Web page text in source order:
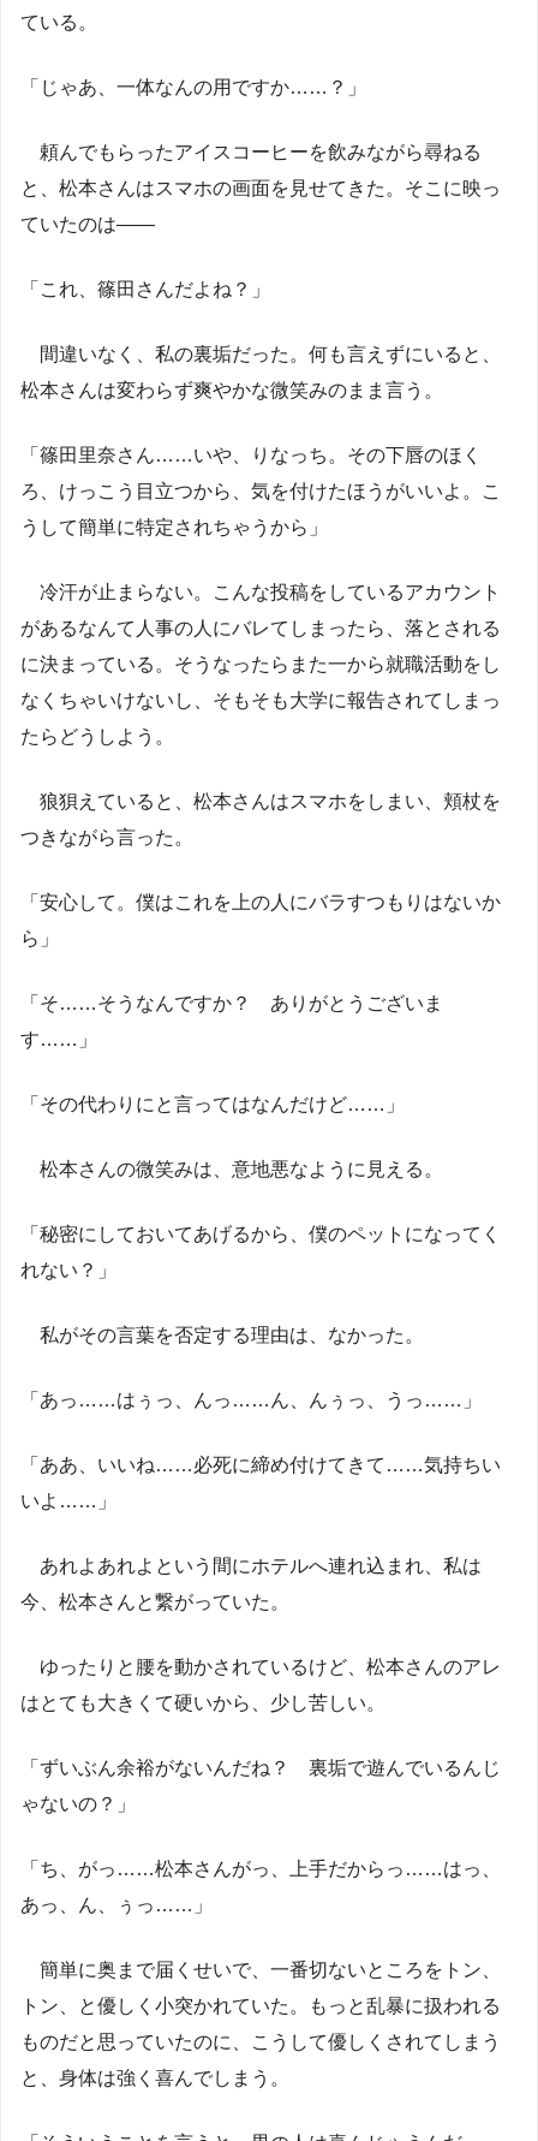
ている。
「じゃあ、一体なんの用ですか……？」
頼んでもらったアイスコーヒーを飲みながら尋ねる
と、松本さんはスマホの画面を見せてきた。そこに映っ
ていたのは――
「これ、篠田さんだよね？」
間違いなく、私の裏垢だった。何も言えずにいると、
松本さんは変わらず爽やかな微笑みのまま言う。
「篠田里奈さん……いや、りなっち。その下唇のほく
ろ、けっこう目立つから、気を付けたほうがいいよ。こ
うして簡単に特定されちゃうから」
冷汗が止まらない。こんな投稿をしているアカウント
があるなんて人事の人にバレてしまったら、落とされる
に決まっている。そうなったらまた一から就職活動をし
なくちゃいけないし、そもそも大学に報告されてしまっ
たらどうしよう。
狼狽えていると、松本さんはスマホをしまい、頬杖を
つきながら言った。
「安心して。僕はこれを上の人にバラすつもりはないか
ら」
「そ……そうなんですか？ ありがとうございま
す……」
「その代わりにと言ってはなんだけど……」
松本さんの微笑みは、意地悪なように見える。
「秘密にしておいてあげるから、僕のペットになってく
れない？」
私がその言葉を否定する理由は、なかった。
「あっ……はぅっ、んっ……ん、んぅっ、うっ……」
「ああ、いいね……必死に締め付けてきて……気持ちい
いよ……」
あれよあれよという間にホテルへ連れ込まれ、私は
今、松本さんと繋がっていた。
ゆったりと腰を動かされているけど、松本さんのアレ
はとても大きくて硬いから、少し苦しい。
「ずいぶん余裕がないんだね？ 裏垢で遊んでいるんじ
ゃないの？」
「ち、がっ……松本さんがっ、上手だからっ……はっ、
あっ、ん、ぅっ……」
簡単に奥まで届くせいで、一番切ないところをトン、
トン、と優しく小突かれていた。もっと乱暴に扱われる
ものだと思っていたのに、こうして優しくされてしまう
と、身体は強く喜んでしまう。